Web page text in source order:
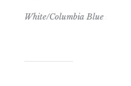
White/Columbia Blue